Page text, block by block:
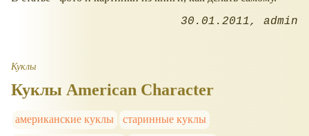
30.01.2011 admin
Куклы
Куклы American Character
американские куклы
старинные куклы